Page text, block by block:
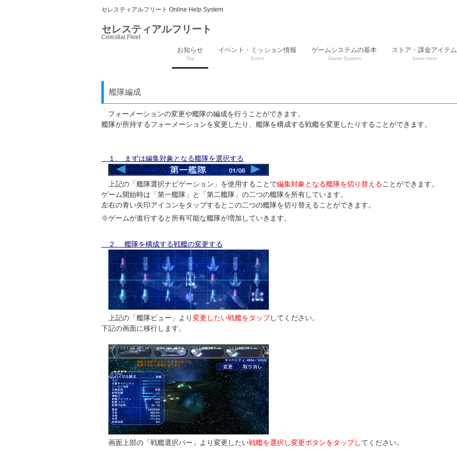
セレスティアルフリート Online Help System
セレスティアルフリート
Celestial Fleet
お知らせ
Top
イベント・ミッション情報
Event
ゲームシステムの基本
Game System
ストア・課金アイテム
Store Item
艦隊編成
フォーメーションの変更や艦隊の編成を行うことができます。
艦隊が所持するフォーメーションを変更したり、艦隊を構成する戦艦を変更したりすることができます。
１. まずは編集対象となる艦隊を選択する
上記の「艦隊選択ナビゲーション」を使用することで編集対象となる艦隊を切り替えることができます。
ゲーム開始時は「第一艦隊」と「第二艦隊」の二つの艦隊を所有しています。
左右の青い矢印アイコンをタップするとこの二つの艦隊を切り替えることができます。
※ゲームが進行すると所有可能な艦隊が増加していきます。
２. 艦隊を構成する戦艦の変更する
上記の「艦隊ビュー」より変更したい戦艦をタップしてください。
下記の画面に移行します。
画面上部の「戦艦選択バー」より変更したい戦艦を選択し変更ボタンをタップしてください。